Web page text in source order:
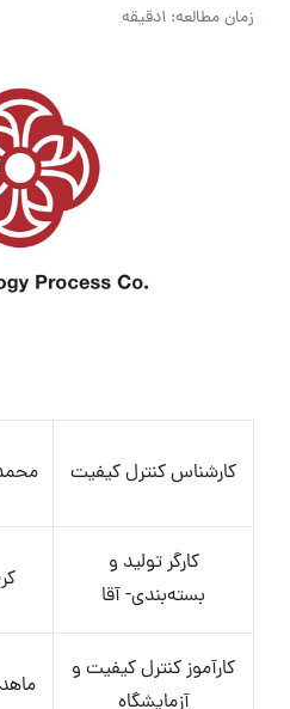
زمان مطالعه: 1دقیقه
کارشناس کنترل کیفیت
کارگر تولید و
بسته‌بندی- آقا
کارآموز کنترل کیفیت و
آزمایشگاه